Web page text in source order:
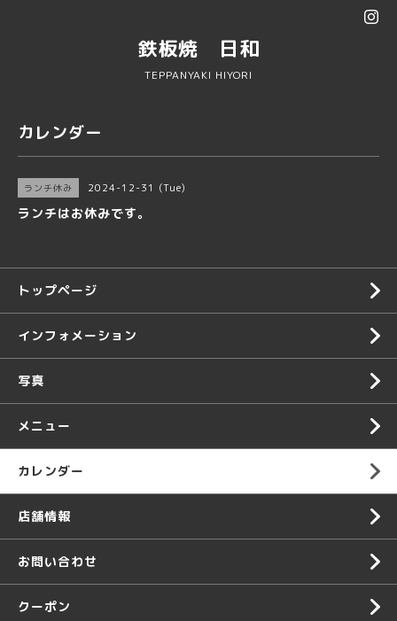
鉄板焼 日和
TEPPANYAKI HIYORI
カレンダー
ランチ休み 2024-12-31 (Tue)
ランチはお休みです。
トップページ
インフォメーション
写真
メニュー
カレンダー
店舗情報
お問い合わせ
クーポン